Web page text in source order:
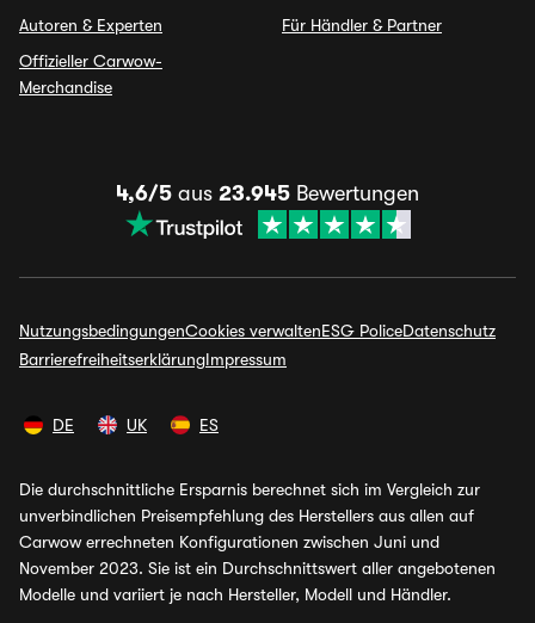
Autoren & Experten
Offizieller Carwow-
Merchandise
Für Händler & Partner
4,6/5 aus 23.945 Bewertungen
NutzungsbedingungenCookies verwaltenESG PoliceDatenschutz
BarrierefreiheitserklärungImpressum
DE UK ES
Die durchschnittliche Ersparnis berechnet sich im Vergleich zur
unverbindlichen Preisempfehlung des Herstellers aus allen auf
Carwow errechneten Konfigurationen zwischen Juni und
November 2023. Sie ist ein Durchschnittswert aller angebotenen
Modelle und variiert je nach Hersteller, Modell und Händler.